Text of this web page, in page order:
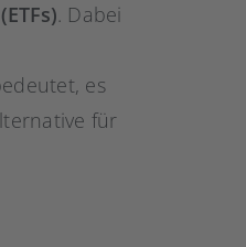
. Dabei
es
für